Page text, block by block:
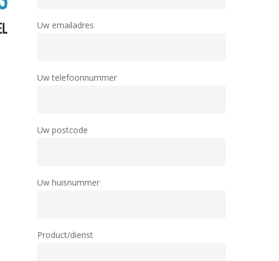
Uw emailadres
Uw telefoonnummer
Uw postcode
Uw huisnummer
Product/dienst